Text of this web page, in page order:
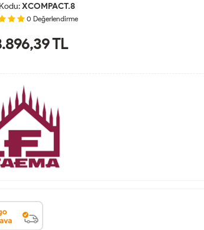
XCOMPACT.8
0 Değerlendirme
TL